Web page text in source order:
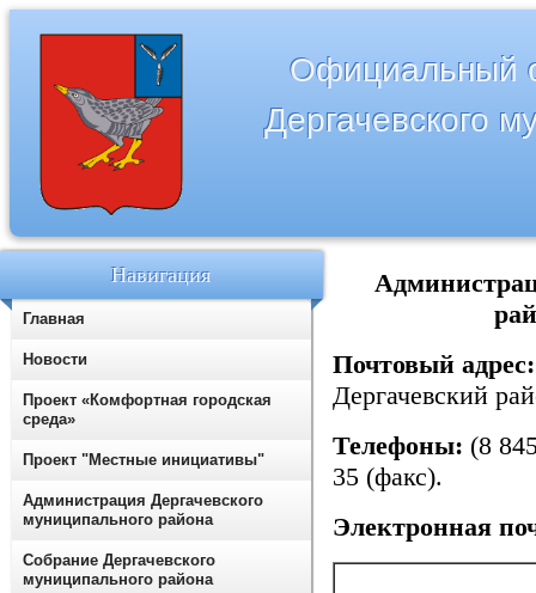
Официальный
Дергачевского
Почтовый адрес:
Дергачевский
Телефоны: (8
35 (факс).
Электронная
Навигация
Главная
Новости
Проект «Комфортная городская
среда»
Проект "Местные инициативы"
Администрация Дергачевского
муниципального района
Собрание Дергачевского
муниципального района